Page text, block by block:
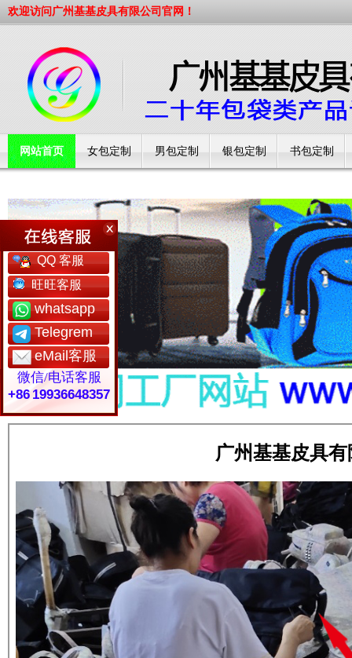
欢迎访问广州基基皮具有限公司官网！
网站首页 女包定制 男包定制 银包定制 书包定制
QQ 客服
旺旺客服
whatsapp
Telegrem
eMail客服
微信/电话客服
+86 19936648357